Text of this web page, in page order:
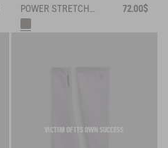
POWER STRETCH® TOUCHSCREEN GLOVES 72.00$
VICTIM OF ITS OWN SUCCESS